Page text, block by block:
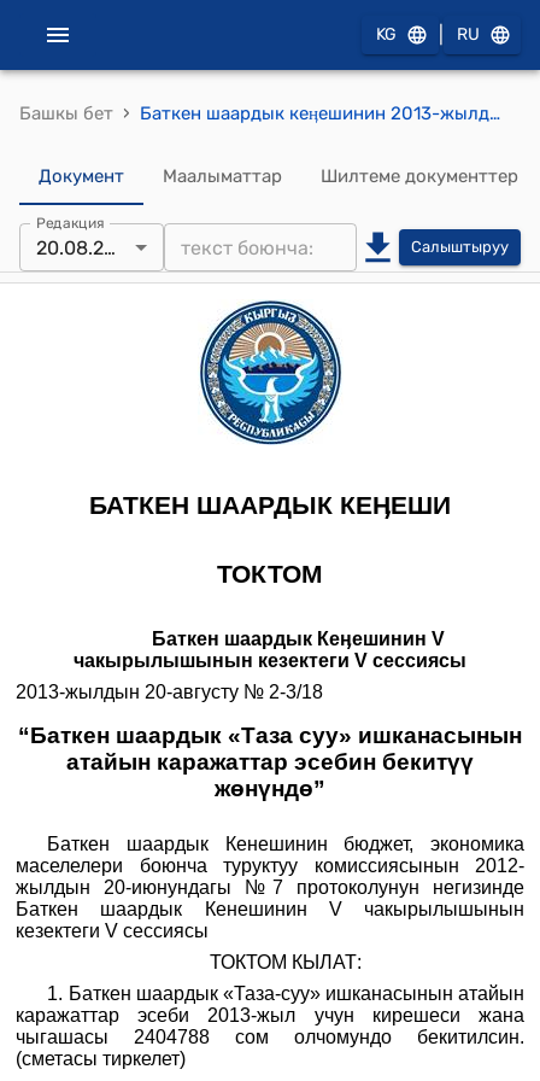
KG RU
Башкы бет › Баткен шаардык кеӊешинин 2013-жылдын 20-августундагы № 2-3/18 “Баткен шаардык «Таза суу» ишканасынын атайын каражаттар эсебин бекитүү жөнүндө” токтому
Документ Маалыматтар Шилтеме документтер
Редакция
20.08.2013 Салыштыруу